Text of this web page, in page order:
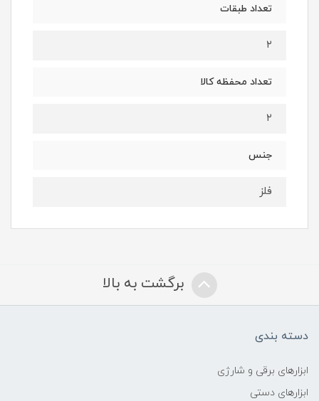
تعداد طبقات
۲
تعداد محفظه کالا
۲
جنس
فلز
برگشت به بالا
دسته بندی
ابزارهای برقی و شارژی
ابزارهای دستی